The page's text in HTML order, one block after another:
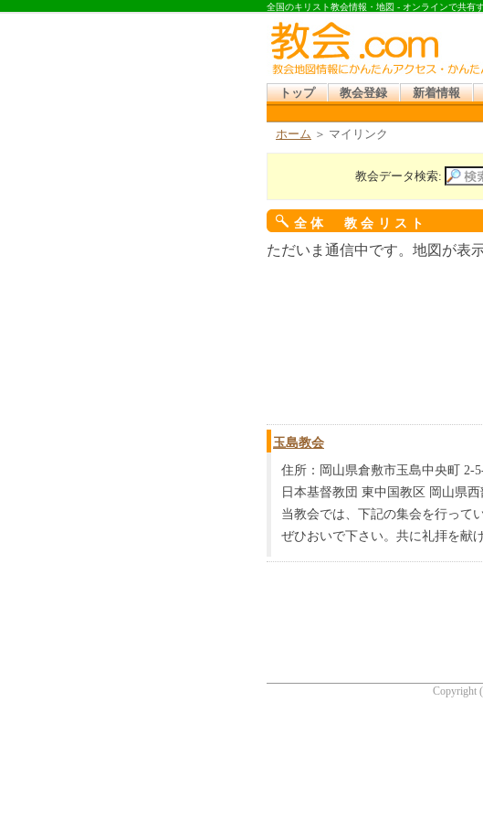
全国のキリスト教会情報・地図 - オンラインで共有
トップ 教会登録 新着情報
ホーム ＞ マイリンク
教会データ検索:
全体 教会リスト
ただいま通信中です。地図が表
玉島教会
住所：岡山県倉敷市玉島中央町 2-
日本基督教団 東中国教区 岡山県
当教会では、下記の集会を行って
ぜひおいで下さい。共に礼拝を献
Copyright